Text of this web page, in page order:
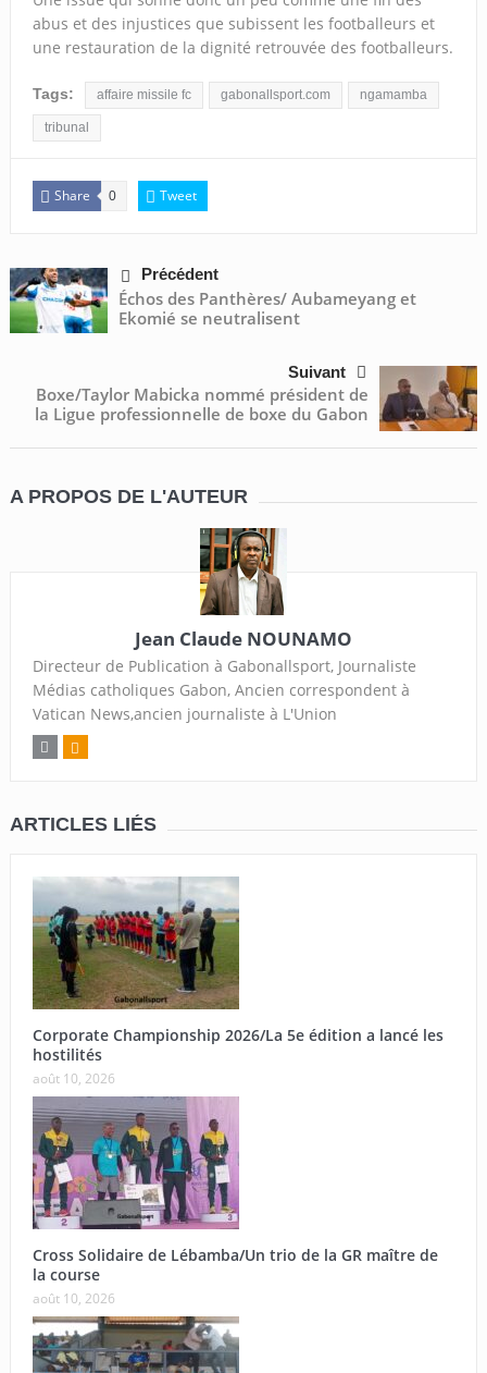
abus et des injustices que subissent les footballeurs et
une restauration de la dignité retrouvée des footballeurs.
Tags: affaire missile fc gabonallsport.com ngamamba
tribunal
Share 0 Tweet
Précédent
Échos des Panthères/ Aubameyang et
Ekomié se neutralisent
Suivant
Boxe/Taylor Mabicka nommé président de
la Ligue professionnelle de boxe du Gabon
A PROPOS DE L'AUTEUR
Jean Claude NOUNAMO
Directeur de Publication à Gabonallsport, Journaliste
Médias catholiques Gabon, Ancien correspondent à
Vatican News,ancien journaliste à L'Union
ARTICLES LIÉS
Corporate Championship 2026/La 5e édition a lancé les
hostilités
août 10, 2026
Cross Solidaire de Lébamba/Un trio de la GR maître de
la course
août 10, 2026